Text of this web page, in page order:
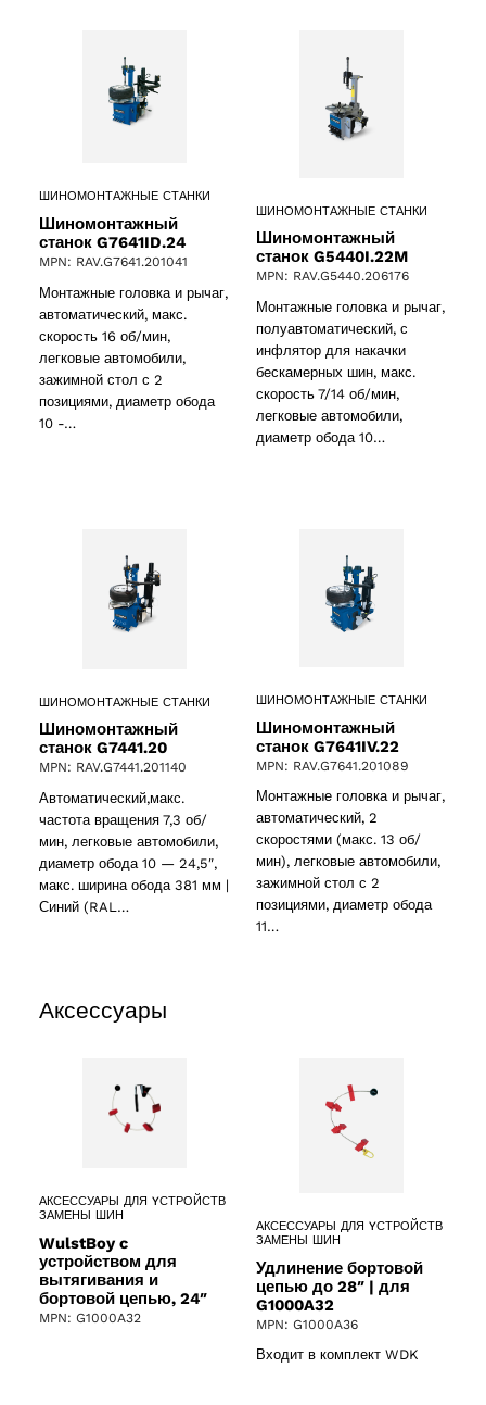
ШИНОМОНТАЖНЫЕ СТАНКИ
Шиномонтажный
станок G7641ID.24
MPN: RAV.G7641.201041
Монтажные головка и рычаг,
автоматический, макс.
скорость 16 об/мин,
легковые автомобили,
зажимной стол с 2
позициями, диаметр обода
10 -…
ШИНОМОНТАЖНЫЕ СТАНКИ
Шиномонтажный
станок G5440I.22M
MPN: RAV.G5440.206176
Монтажные головка и рычаг,
полуавтоматический, с
инфлятор для накачки
бескамерных шин, макс.
скорость 7/14 об/мин,
легковые автомобили,
диаметр обода 10…
ШИНОМОНТАЖНЫЕ СТАНКИ
Шиномонтажный
станок G7441.20
MPN: RAV.G7441.201140
Автоматический,макс.
частота вращения 7,3 об/
мин, легковые автомобили,
диаметр обода 10 — 24,5″,
макс. ширина обода 381 мм |
Синий (RAL…
ШИНОМОНТАЖНЫЕ СТАНКИ
Шиномонтажный
станок G7641IV.22
MPN: RAV.G7641.201089
Монтажные головка и рычаг,
автоматический, 2
скоростями (макс. 13 об/
мин), легковые автомобили,
зажимной стол с 2
позициями, диаметр обода
11…
Аксессуары
АКСЕССУАРЫ ДЛЯ YСТРОЙСТВ
ЗАМЕНЫ ШИН
WulstBoy c
устройством для
вытягивания и
бортовой цепью, 24″
MPN: G1000A32
АКСЕССУАРЫ ДЛЯ YСТРОЙСТВ
ЗАМЕНЫ ШИН
Удлинение бортовой
цепью до 28″ | для
G1000A32
MPN: G1000A36
Входит в комплект WDK